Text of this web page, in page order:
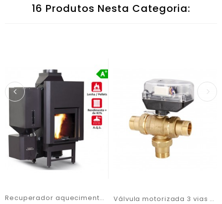
16 Produtos Nesta Categoria:
Recuperador aquecimento central automático - Carinci Válvula motorizada 3 vias 3/4"